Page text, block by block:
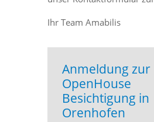
Ihr Team Amabilis
Anmeldung zur
OpenHouse
Besichtigung in
Orenhofen